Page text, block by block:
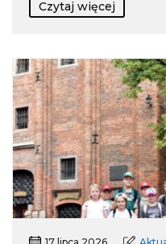
Czytaj więcej